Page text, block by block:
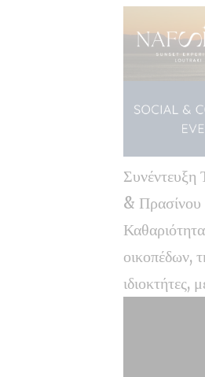
Συνέντευξη
& Πρασίνου
οικοπέδων,
ιδιοκτήτες,